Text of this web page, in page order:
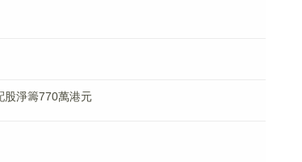
股淨籌770萬港元